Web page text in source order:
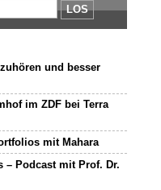
LOS
und besser
im ZDF bei Terra
mit Mahara
– Podcast mit Prof. Dr.